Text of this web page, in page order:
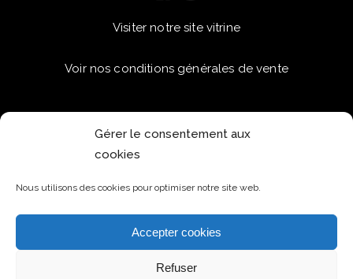
Gérer le consentement aux
cookies
Nous utilisons des cookies pour optimiser notre site web.
Accepter cookies
Refuser
Visiter notre site vitrine
Voir nos conditions générales de vente